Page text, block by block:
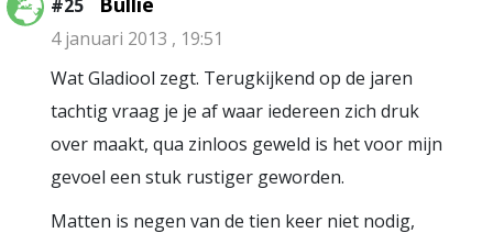
#25
4 januari 2013 , 19:51
Wat Gladiool zegt. Terugkijkend op de jaren
tachtig vraag je je af waar iedereen zich druk
over maakt, qua zinloos geweld is het voor mijn
gevoel een stuk rustiger geworden.
Matten is negen van de tien keer niet nodig,